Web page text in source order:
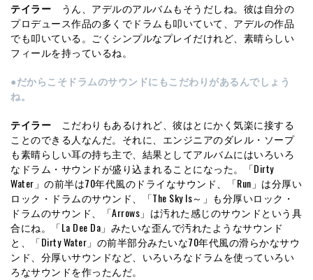
テイラー うん、アデルのアルバムもそうだしね。彼は自分の
プロデュース作品の多くでドラムも叩いていて、アデルの作品
でも叩いている。ごくシンプルなプレイだけれど、素晴らしい
フィールを持っているね。
●だからこそドラムのサウンドにもこだわりがあるんでしょう
ね。
テイラー こだわりもあるけれど、彼はとにかく気楽に接する
ことのできる人なんだ。それに、エンジニアのダレル・ソープ
も素晴らしい耳の持ち主で、結果としてアルバムにはいろいろ
なドラム・サウンドが盛り込まれることになった。「Dirty
Water」の前半は70年代風のドライなサウンド、「Run」は分厚い
ロック・ドラムのサウンド、「The Sky Is～」も分厚いロック・
ドラムのサウンド、「Arrows」は汚れた感じのサウンドという具
合にね。「La Dee Da」みたいな歪んで汚れたようなサウンド
と、「Dirty Water」の前半部分みたいな70年代風の滑らかなサウ
ンド、分厚いサウンドなど、いろいろなドラムを使っていろい
ろなサウンドを作ったんだ。